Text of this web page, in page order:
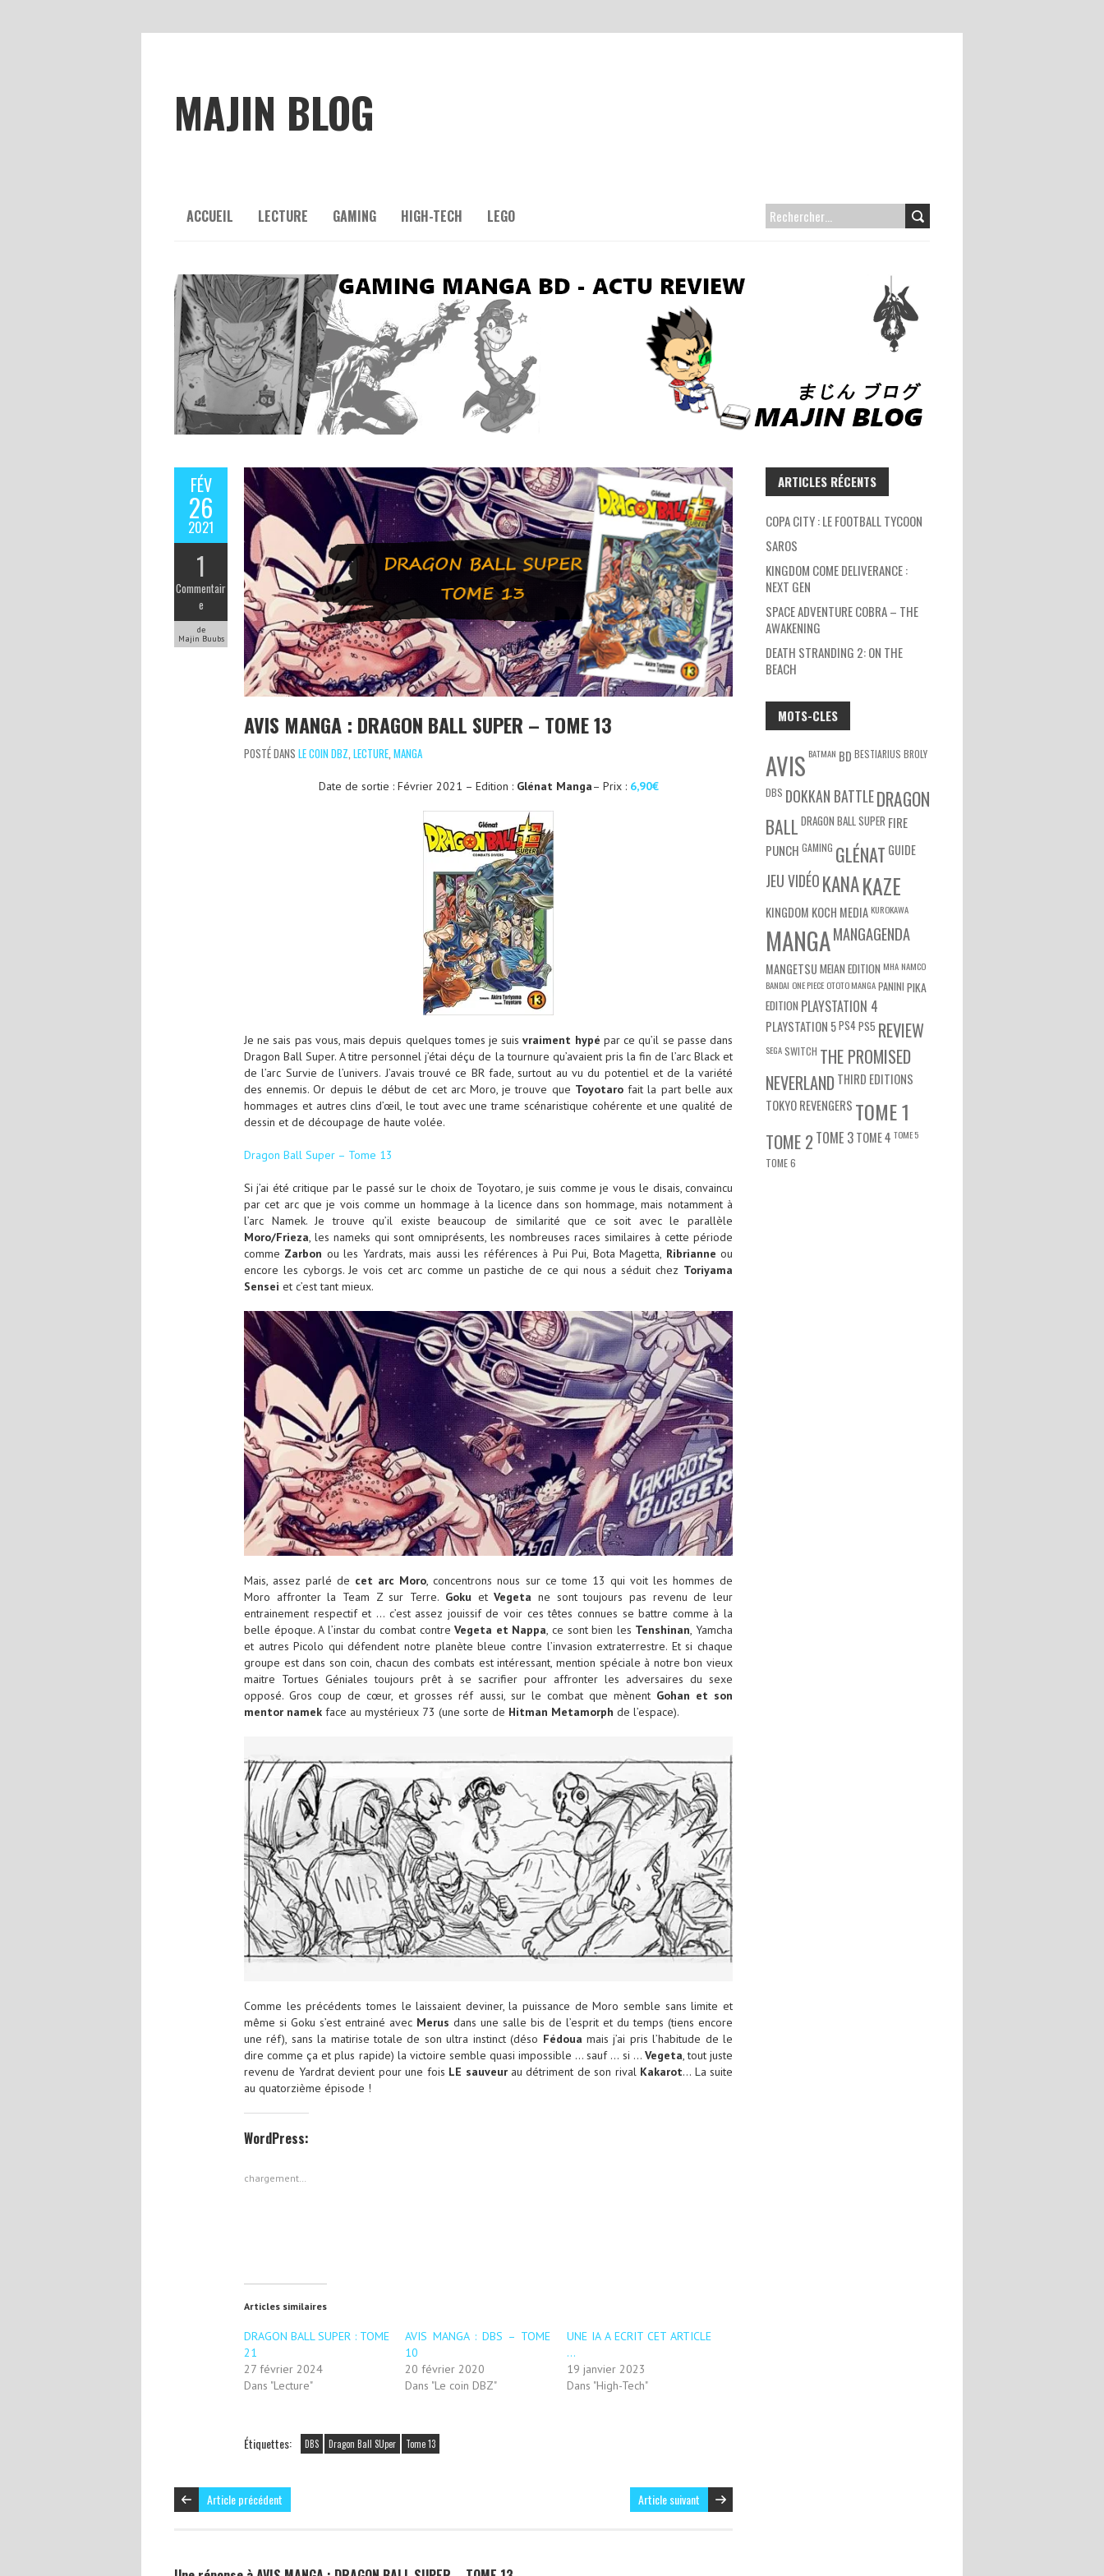
MAJIN BLOG
ACCUEIL LECTURE GAMING HIGH-TECH LEGO RECHERCHER :
FÉV
26
2021
1
Commentair
e
de
Majin Buubs
AVIS MANGA : DRAGON BALL SUPER – TOME 13
POSTÉ DANS LE COIN DBZ LECTURE MANGA
Date de sortie : Février 2021 – Edition : Glénat Manga– Prix : 6,90€
Je ne sais pas vous, mais depuis quelques tomes je suisvraiment hypé par ce qu’il se passe dans
Dragon Ball Super. A titre personnel j’étai déçu de la tournure qu’avaient pris la fin de l’arc Black et
de l’arc Survie de l’univers. J’avais trouvé ce BR fade, surtout au vu du potentiel et de la variété
des ennemis. Or depuis le début de cet arc Moro, je trouve que Toyotarofait la part belle aux
hommages et autres clins d’œil, le tout avec une trame scénaristique cohérente et une qualité de
dessin et de découpage de haute volée.
Dragon Ball Super – Tome 13
Si j’ai été critique par le passé sur le choix de Toyotaro, je suis comme je vous le disais, convaincu
par cet arc que je vois comme un hommage à la licence dans son hommage, mais notamment à
l’arc Namek. Je trouve qu’il existe beaucoup de similarité que ce soit avec le parallèle
Moro/Frieza, les nameks qui sont omniprésents, les nombreuses races similaires à cette période
comme Zarbon ou les Yardrats, mais aussi les références à Pui Pui, Bota Magetta, Ribrianne ou
encore les cyborgs. Je vois cet arc comme un pastiche de ce qui nous a séduit chez Toriyama
Sensei et c’est tant mieux.
Mais, assez parlé de cet arc Moro, concentrons nous sur ce tome 13 qui voit les hommes de
Moro affronter la Team Z sur Terre. GokuetVegeta ne sont toujours pas revenu de leur
entrainement respectif et … c’est assez jouissif de voir ces têtes connues se battre comme à la
belle époque. A l’instar du combat contreVegeta et Nappa, ce sont bien les Tenshinan, Yamcha
et autres Picolo qui défendent notre planète bleue contre l’invasion extraterrestre. Et si chaque
groupe est dans son coin, chacun des combats est intéressant, mention spéciale à notre bon vieux
maitre Tortues Géniales toujours prêt à se sacrifier pour affronter les adversaires du sexe
opposé. Gros coup de cœur, et grosses réf aussi, sur le combat que mènent Gohan et son
mentor namek face au mystérieux 73 (une sorte de Hitman Metamorph de l’espace).
Comme les précédents tomes le laissaient deviner, la puissance de Moro semble sans limite et
même si Goku s’est entrainé avec Merus dans une salle bis de l’esprit et du temps (tiens encore
une réf), sans la matirise totale de son ultra instinct (déso Fédoua mais j’ai pris l’habitude de le
dire comme ça et plus rapide) la victoire semble quasi impossible … sauf … si … Vegeta, tout juste
revenu de Yardrat devient pour une fois LE sauveurau détriment de son rival Kakarot… La suite
au quatorzième épisode !
WordPress:
chargement…
Articles similaires
DRAGON BALL SUPER : TOME
21
27 février 2024
Dans "Lecture"
AVIS MANGA : DBS – TOME
10
20 février 2020
Dans "Le coin DBZ"
UNE IA A ECRIT CET ARTICLE
…
19 janvier 2023
Dans "High-Tech"
Étiquettes: DBS Dragon Ball SUper Tome 13
Article précédent Article suivant
ARTICLES RÉCENTS
COPA CITY : LE FOOTBALL TYCOON
SAROS
KINGDOM COME DELIVERANCE :
NEXT GEN
SPACE ADVENTURE COBRA – THE
AWAKENING
DEATH STRANDING 2: ON THE
BEACH
MOTS-CLES
AVIS BATMAN BD BESTIARIUS BROLY
DBS DOKKAN BATTLEDRAGON
BALL DRAGON BALL SUPER FIRE
PUNCH GAMING GLÉNAT GUIDE
JEU VIDÉOKANAKAZE
KINGDOM KOCH MEDIA KUROKAWA
MANGAMANGAGENDA
MANGETSUMEIAN EDITION MHA NAMCO
BANDAI ONE PIECE OTOTO MANGAPANINI PIKA
EDITION PLAYSTATION 4
PLAYSTATION 5PS4PS5 REVIEW
SEGASWITCH THE PROMISED
NEVERLAND THIRD EDITIONS
TOKYO REVENGERS TOME 1
TOME 2TOME 3TOME 4 TOME 5
TOME 6